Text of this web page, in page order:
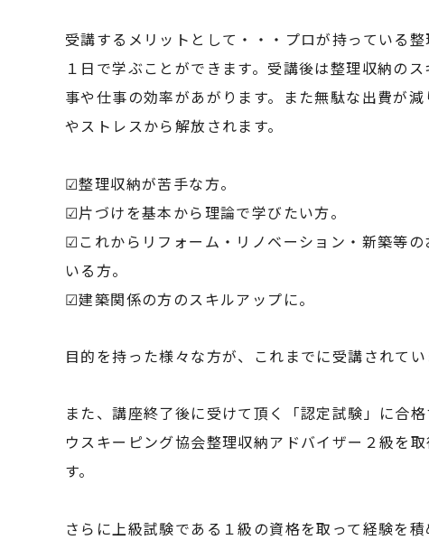
受講するメリットとして・・・プロが持っている
１日で学ぶことができます。受講後は整理収納の
事や仕事の効率があがります。また無駄な出費が
やストレスから解放されます。
☑整理収納が苦手な方。
☑片づけを基本から理論で学びたい方。
☑これからリフォーム・リノベーション・新築等の
いる方。
☑建築関係の方のスキルアップに。
目的を持った様々な方が、これまでに受講されてい
また、講座終了後に受けて頂く「認定試験」に合
ウスキーピング協会整理収納アドバイザー２級を
す。
さらに上級試験である１級の資格を取って経験を